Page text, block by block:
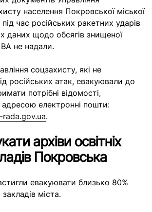
населення Покровської міської
під час російських ракетних ударів
даних щодо обсягів знищеної
ВА не надали.
соцзахисту, які не
російських атак, евакуювали до
потрібні відомості,
адресою електронні пошти:
.
архіви освітніх
Покровська
евакуювати близько 80%
закладів міста.